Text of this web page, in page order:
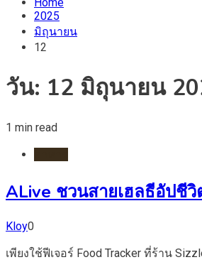
2025
มิถุนายน
12
วัน: 12 มิถุนายน
1 min read
ALive ชวนสายเฮลธีอัปชี
Kloy0
เพียงใช้ฟีเจอร์ Food Tracker ที่ร้าน